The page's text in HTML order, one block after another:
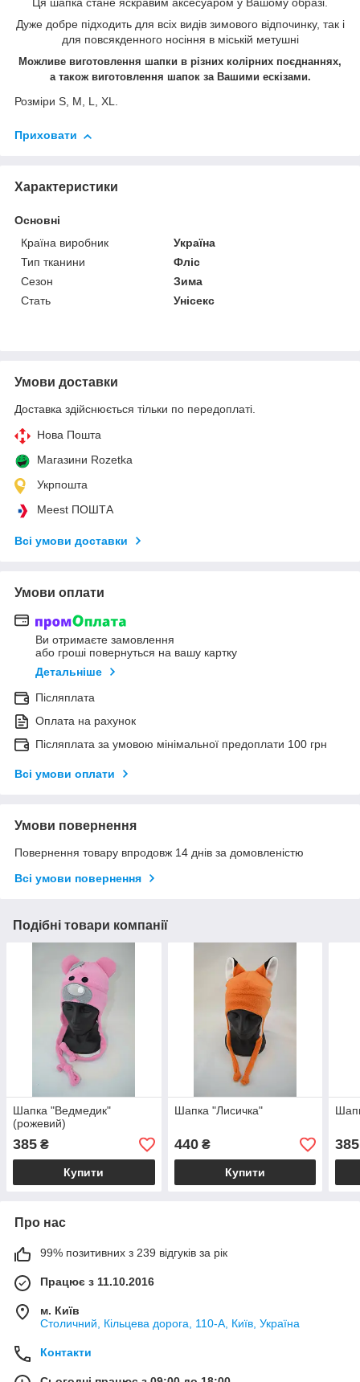
Ця шапка стане яскравим аксесуаром у Вашому образі.
Дуже добре підходить для всіх видів зимового відпочинку, так і
для повсякденного носіння в міській метушні
Можливе виготовлення шапки в різних колірних поєднаннях,
а також виготовлення шапокза Вашими ескізами.
Розміри S, M, L, XL.
Приховати
Характеристики
Основні
Країна виробник
Україна
Тип тканини
Фліс
Сезон
Зима
Стать
Унісекс
Умови доставки
Доставка здійснюється тільки по передоплаті.
Нова Пошта
Магазини Rozetka
Укрпошта
Meest ПОШТА
Всі умови доставки
Умови оплати
Ви отримаєте замовлення
або гроші повернуться на вашу картку
Детальніше
Післяплата
Оплата на рахунок
Післяплата за умовою мінімальної предоплати 100 грн
Всі умови оплати
Умови повернення
Повернення товару впродовж 14 днів за домовленістю
Всі умови повернення
Подібні товари компанії
Шапка "Ведмедик"
(рожевий)
385 ₴
Купити
Шапка "Лисичка"
440₴
Купити
385
Про нас
99% позитивних з 239 відгуків за рік
Працює з 11.10.2016
м. Київ
Столичний, Кільцева дорога, 110-А, Київ, Україна
Контакти